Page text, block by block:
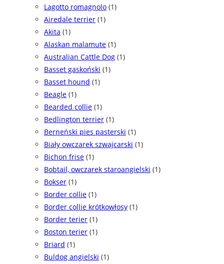
Lagotto romagnolo (1)
Airedale terrier (1)
Akita (1)
Alaskan malamute (1)
Australian Cattle Dog (1)
Basset gaskoński (1)
Basset hound (1)
Beagle (1)
Bearded collie (1)
Bedlington terrier (1)
Berneński pies pasterski (1)
Biały owczarek szwajcarski (1)
Bichon frise (1)
Bobtail, owczarek staroangielski (1)
Bokser (1)
Border collie (1)
Border collie krótkowłosy (1)
Border terier (1)
Boston terier (1)
Briard (1)
Buldog angielski (1)